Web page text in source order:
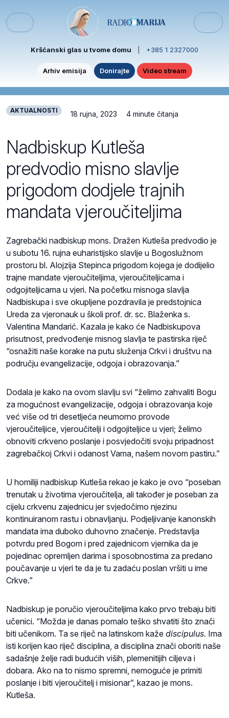
Menu
Kršćanski glas u tvome domu +385 1 2327000
Arhiv emisija Donirajte Video stream
AKTUALNOSTI 18 rujna, 2023 4 minute čitanja
Nadbiskup Kutleša
predvodio misno slavlje
prigodom dodjele trajnih
mandata vjeroučiteljima
Zagrebački nadbiskup mons. Dražen Kutleša predvodio je
u subotu 16. rujna euharistijsko slavlje u Bogoslužnom
prostoru bl. Alojzija Stepinca prigodom kojega je dodijelio
trajne mandate vjeroučiteljima, vjeroučiteljicama i
odgojiteljicama u vjeri. Na početku misnoga slavlja
Nadbiskupa i sve okupljene pozdravila je predstojnica
Ureda za vjeronauk u školi prof. dr. sc. Blaženka s.
Valentina Mandarić. Kazala je kako će Nadbiskupova
prisutnost, predvođenje misnog slavlja te pastirska riječ
“osnažiti naše korake na putu služenja Crkvi i društvu na
području evangelizacije, odgoja i obrazovanja.”
Dodala je kako na ovom slavlju svi “želimo zahvaliti Bogu
za mogućnost evangelizacije, odgoja i obrazovanja koje
već više od tri desetljeća neumorno provode
vjeroučiteljice, vjeroučitelji i odgojiteljice u vjeri; želimo
obnoviti crkveno poslanje i posvjedočiti svoju pripadnost
zagrebačkoj Crkvi i odanost Vama, našem novom pastiru.”
U homiliji nadbiskup Kutleša rekao je kako je ovo “poseban
trenutak u životima vjeroučitelja, ali također je poseban za
cijelu crkvenu zajednicu jer svjedočimo njezinu
kontinuiranom rastu i obnavljanju. Podjeljivanje kanonskih
mandata ima duboko duhovno značenje. Predstavlja
potvrdu pred Bogom i pred zajednicom vjernika da je
pojedinac opremljen darima i sposobnostima za predano
poučavanje u vjeri te da je tu zadaću poslan vršiti u ime
Crkve.”
Nadbiskup je poručio vjeroučiteljima kako prvo trebaju biti
učenici. “Možda je danas pomalo teško shvatiti što znači
biti učenikom. Ta se riječ na latinskom kaže discipulus. Ima
isti korijen kao riječ disciplina, a disciplina znači oboriti naše
sadašnje želje radi budućih viših, plemenitijih ciljeva i
dobara. Ako na to nismo spremni, nemoguće je primiti
poslanje i biti vjeroučitelj i misionar”, kazao je mons.
Kutleša.